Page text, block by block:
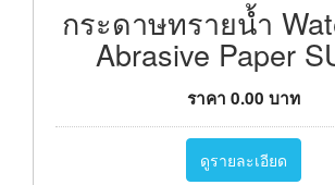
กระดาษทรายน้ำ
Abrasive Paper
ราคา 0.00 บาท
ดูรายละเอียด